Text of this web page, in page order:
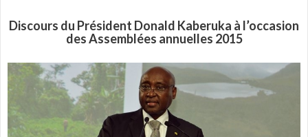
Discours du Président Donald Kaberuka à l’occasion
des Assemblées annuelles 2015